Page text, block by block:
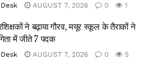
AUGUST 7, 2026 0 1
ने बढ़ाया गौरव, मयूर स्कूल के तैराकों ने
में जीते 7 पदक
AUGUST 7, 2026 0 5